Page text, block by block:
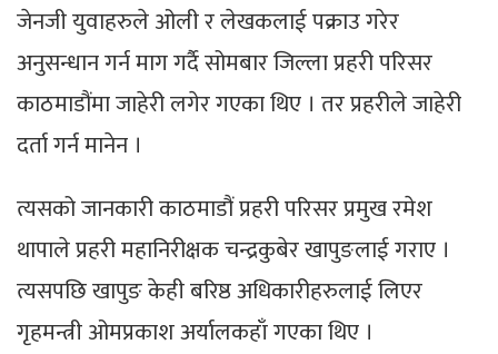
जेनजी युवाहरुले ओली र लेखकलाई पक्राउ गरेर
अनुसन्धान गर्न माग गर्दै सोमबार जिल्ला प्रहरी परिसर
काठमाडौंमा जाहेरी लगेर गएका थिए । तर प्रहरीले जाहेरी
दर्ता गर्न मानेन ।
त्यसको जानकारी काठमाडौं प्रहरी परिसर प्रमुख रमेश
थापाले प्रहरी महानिरीक्षक चन्द्रकुबेर खापुङलाई गराए ।
त्यसपछि खापुङ केही बरिष्ठ अधिकारीहरुलाई लिएर
गृहमन्त्री ओमप्रकाश अर्यालकहाँ गएका थिए ।